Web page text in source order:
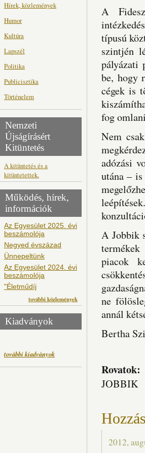
Hírek, közlemények
Humor
Kultúra
Lapszél
Politika
Publicisztika
Történelem
Nemzeti
Újságírásért
Kitüntetés
A kitüntetés és a
kitüntetettek.
Működés, hírek,
információk
Az Egyesület 2025. évi
beszámolója
Negyed évszázad
Ünnepeltünk
Az Egyesület 2024. évi
beszámolója
"Életműdíj
további közlemények
Kiadványok
további kiadványok
A
típusú
szintjén
pályázati
be, hogy
cégek is
fog
Nem
adózási
utána –
A Jobbik
piacok
ne
annál
Bertha
Rovatok:
JOBBIK
2012,